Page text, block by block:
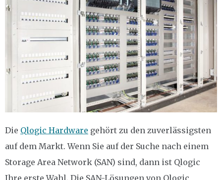
Die Qlogic Hardware gehört zu den zuverlässigsten
auf dem Markt. Wenn Sie auf der Suche nach einem
Storage Area Network (SAN) sind, dann ist Qlogic